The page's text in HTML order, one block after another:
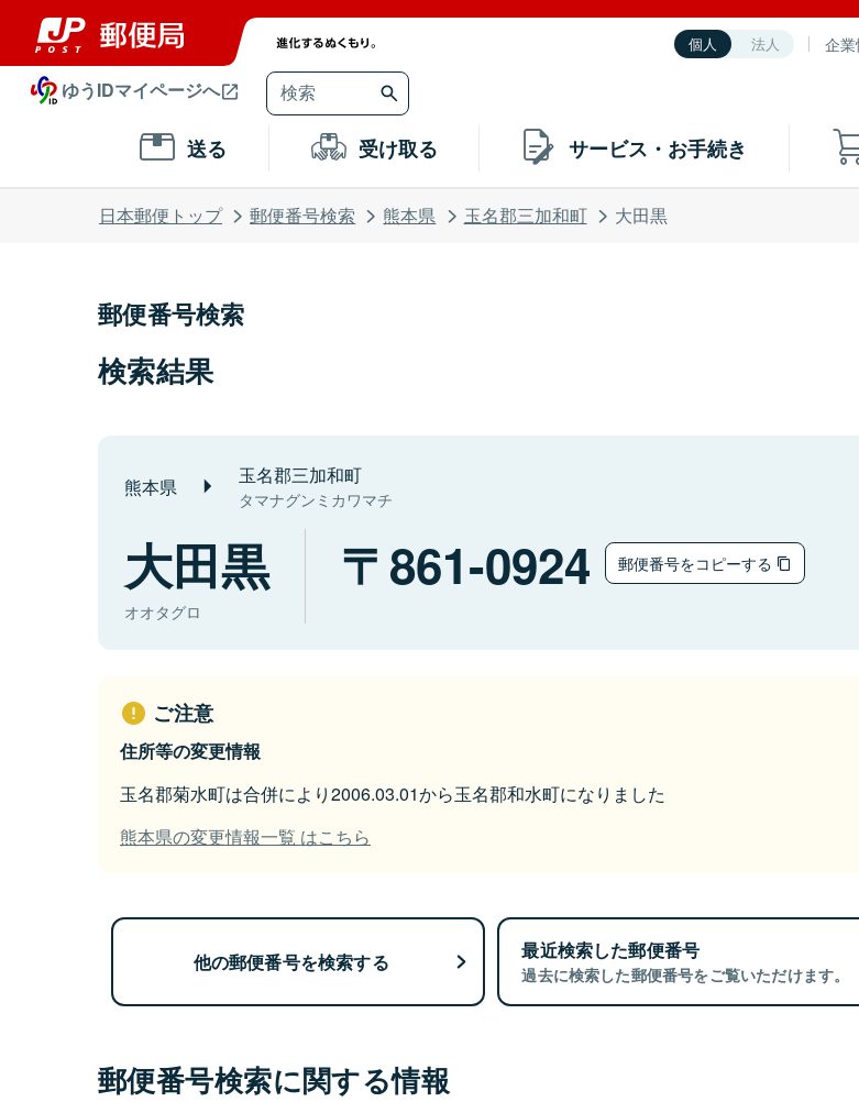
個人 法人 企
ゆうIDマイページへ
送る 受け取る サービス・お手続き
日本郵便トップ 郵便番号検索 熊本県 玉名郡三加和町 大田黒
郵便番号検索
検索結果
熊本県 玉名郡三加和町
タマナグンミカワマチ
大田黒
オオタグロ
861-0924 郵便番号をコピーする
ご注意
住所等の変更情報
玉名郡菊水町は合併により2006.03.01から玉名郡和水町になりました
熊本県の変更情報一覧 はこちら
他の郵便番号を検索する 最近検索した郵便番号
過去に検索した郵便番号をご覧いただけます。
郵便番号検索に関する情報